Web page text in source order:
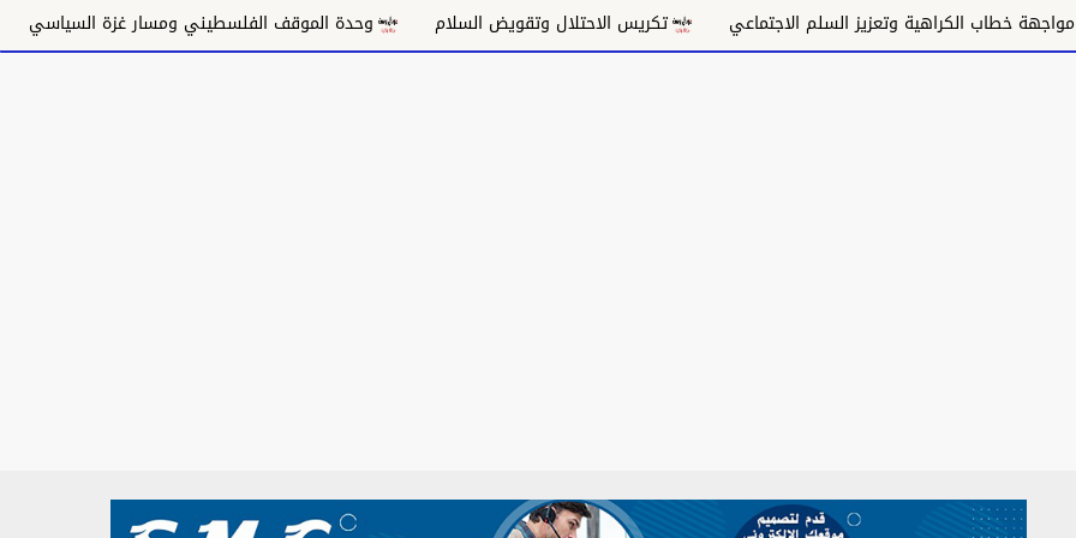
وتعزيز السلم الاجتماعي تكريس الاحتلال وتقويض السلام وحدة الموقف الفلسطيني ومسار غزة السياسي مكانة